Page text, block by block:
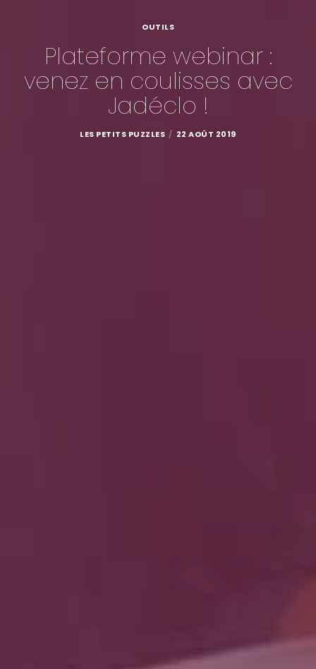
OUTILS
Plateforme webinar :
venez en coulisses avec
Jadéclo !
LES PETITS PUZZLES 22 AOÛT 2019